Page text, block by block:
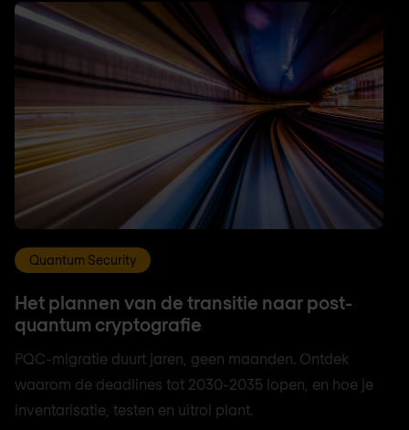
Quantum Security
Het plannen van de transitie naar post-
quantum cryptografie
PQC-migratie duurt jaren, geen maanden. Ontdek
waarom de deadlines tot 2030-2035 lopen, en hoe je
inventarisatie, testen en uitrol plant.